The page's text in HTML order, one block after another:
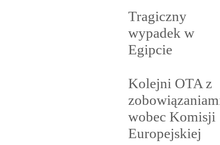
Tragiczny
wypadek w
Egipcie
Kolejni OTA z
wobec Komisji
Europejskiej